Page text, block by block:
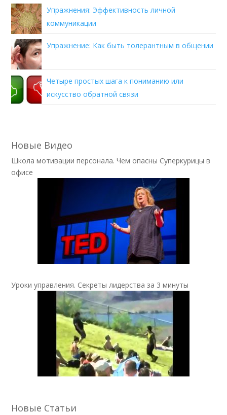
Упражнения: Эффективность личной
коммуникации
Упражнение: Как быть толерантным в общении
Четыре простых шага к пониманию или
искусство обратной связи
Новые Видео
Школа мотивации персонала. Чем опасны Суперкурицы в
офисе
Уроки управления. Секреты лидерства за 3 минуты
Новые Статьи